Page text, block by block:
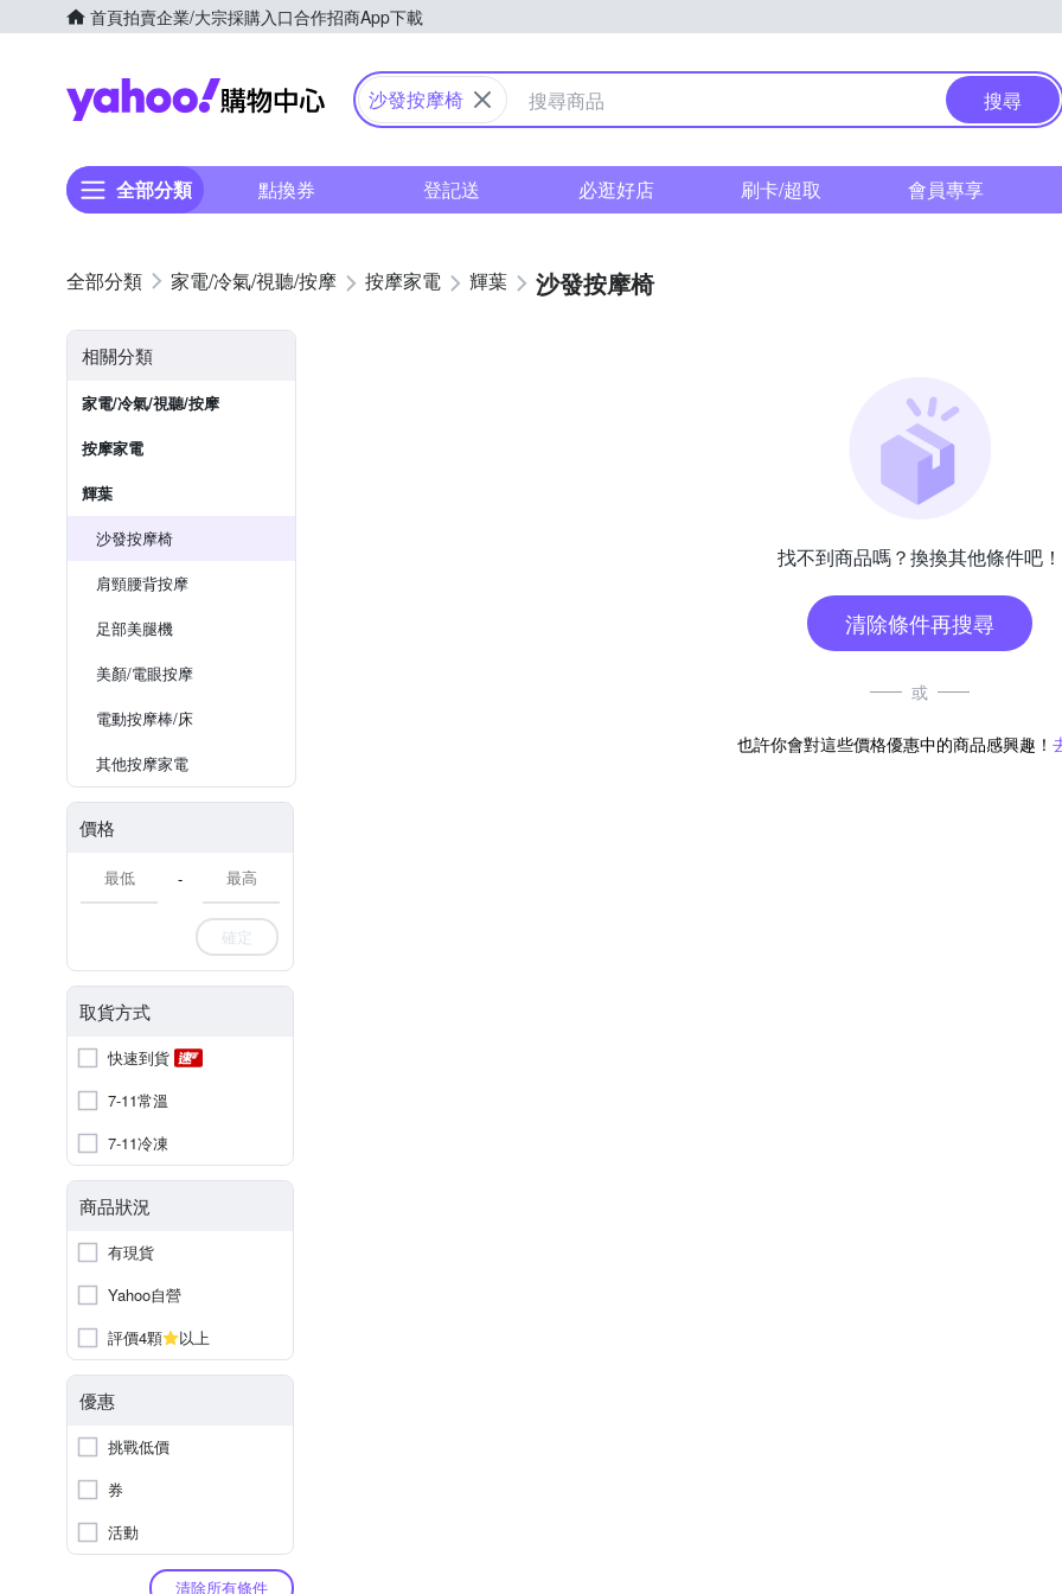
首頁拍賣企業/大宗採購入口合作招商App下載
Yahoo購物中心
沙發按摩椅 搜尋
全部分類 點換券 登記送 必逛好店 刷卡/超取 會員專享
家電/冷氣/視聽/按摩 按摩家電 輝葉 沙發按摩椅
相關分類
家電/冷氣/視聽/按摩
按摩家電
輝葉
沙發按摩椅
肩頸腰背按摩
足部美腿機
美顏/電眼按摩
電動按摩棒/床
其他按摩家電
價格
-
確定
取貨方式
快速到貨
7-11常溫
7-11冷凍
商品狀況
有現貨
Yahoo自營
評價4顆
以上
優惠
挑戰低價
券
活動
清除所有條件
找不到商品嗎？換換其他條件吧！
清除條件再搜尋
或
也許你會對這些價格優惠中的商品感興趣！